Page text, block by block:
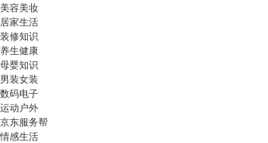
美容美妆
居家生活
装修知识
养生健康
母婴知识
男装女装
数码电子
运动户外
京东服务帮
情感生活